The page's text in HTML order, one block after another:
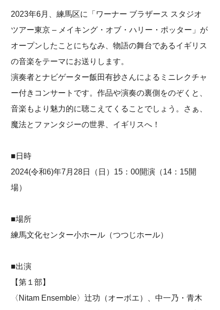
2023年6月、練馬区に「ワーナー ブラザース スタジオ
ツアー東京 – メイキング・オブ・ハリー・ポッター」が
オープンしたことにちなみ、物語の舞台であるイギリス
の音楽をテーマにお送りします。
演奏者とナビゲーター飯田有抄さんによるミニレクチャ
ー付きコンサートです。作品や演奏の裏側をのぞくと、
音楽もより魅力的に聴こえてくることでしょう。さぁ、
魔法とファンタジーの世界、イギリスへ！
■日時
2024(令和6)年7月28日（日）15：00開演（14：15開
場）
■場所
練馬文化センター小ホール（つつじホール）
■出演
【第１部】
〈Nitam Ensemble〉辻功（オーボエ）、中一乃・青木